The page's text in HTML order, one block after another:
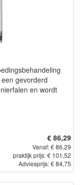
gevorderd
en wordt
€ 86,29
Vanaf: € 86,29
praktijk prijs: € 101,52
Adviesprijs: € 84,75